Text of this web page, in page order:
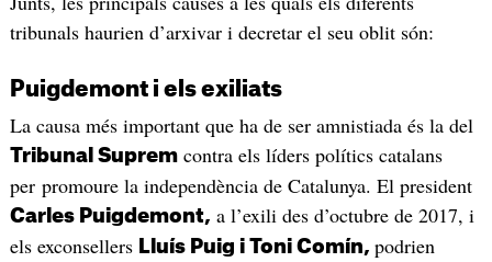
tribunals haurien d’arxivar i decretar el seu oblit són:
Puigdemont i els exiliats
La causa més important que ha de ser amnistiada és la del
Tribunal Supremcontra els líders polítics catalans
per promoure la independència de Catalunya. El president
Carles Puigdemont, a l’exili des d’octubre de 2017, i
els exconsellers Lluís Puig i Toni Comín, podrien